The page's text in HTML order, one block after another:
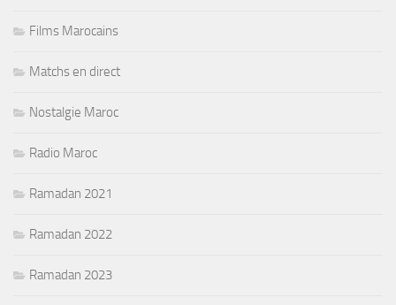
Films Marocains
Matchs en direct
Nostalgie Maroc
Radio Maroc
Ramadan 2021
Ramadan 2022
Ramadan 2023